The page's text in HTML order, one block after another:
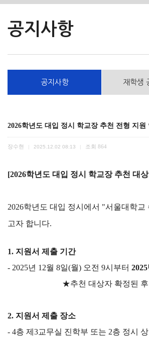
공지사항
공지사항 재학생
2026학년도 대입 정시 학교장 추천 전형 지원
장수현 2025.12.02 08:13 조회 864
[2026학년도 대입 정시 학교장 추천 대
2026학년도 대입 정시에서 "서울대학교
고자 합니다.
1. 지원서 제출 기간
- 2025년 12월 8일(월) 오전 9시부터 2025
★추천 대상자 확정된 후
2. 지원서 제출 장소
- 4층 제 3교무실 진학부 또는 2층 정시